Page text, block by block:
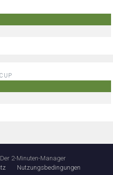
2-Minuten-Manager
Nutzungsbedingungen